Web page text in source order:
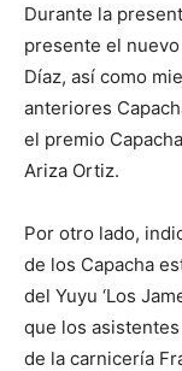
Durante la
presente el
Díaz, así como
anteriores
el premio
Ariza Ortiz.
Por otro lado,
de los Capacha
del Yuyu ‘Los
que los
de la carnicería